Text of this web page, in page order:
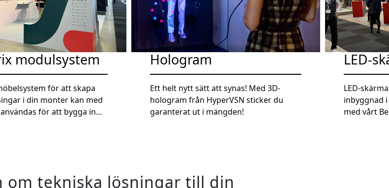
modulsystem
för att skapa
i din monter kan med
för att bygga in
Hologram
Ett helt nytt sätt att synas! Med 3D-
hologram från HyperVSN sticker du
garanterat ut i mängden!
LED-
LED-
inbyggnad
med vårt
om tekniska lösningar till din